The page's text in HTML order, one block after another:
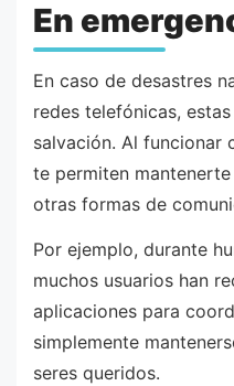
En
En caso de desastres
redes telefónicas,
salvación. Al funcionar
te permiten
otras formas de
Por ejemplo, durante
muchos usuarios han
aplicaciones para
simplemente
seres queridos.